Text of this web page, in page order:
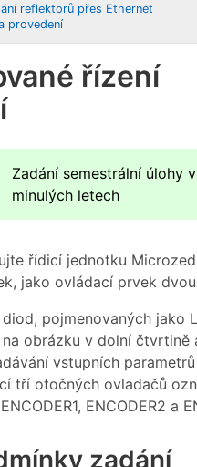
reflektorů přes Ethernet
provedení
řízení
Zadání semestrální úlohy v
minulých letech
řídicí jednotku
jako ovládací prvek
pojmenovaných jako
na obrázku v dolní čtvrtině
vstupních parametrů
tří otočných ovladačů
ENCODER2 a
zadání